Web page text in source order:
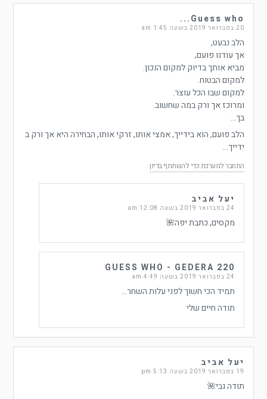
Guess who...
20 בפברואר 2019 בשעה 1:45 am
הלב נבעט,
אך עודנו פועם,
מביא אותך בדיוק למקום הנכון.
למקום הבטוח.
למקום שבו הכל עוצר.
ומרוכז אך ורק במה שחשוב.
בך…
הלב פועם, הוא בידייך, אמצי אותו, זרקי אותו, הבחירה היא אך ורק ב
ידייך…
התחבר למערכת כדי להשתתף בדיון
יעל אביב
24 בפברואר 2019 בשעה 12:08 am
מקסים, כתבת יפה🌺
GUESS WHO - GEDERA 220
24 בפברואר 2019 בשעה 4:49 am
תמיד הכי חשוך לפני עלות השחר…
תודה חיים שלי
יעל אביב
19 בפברואר 2019 בשעה 5:13 pm
תודה גבי🌺